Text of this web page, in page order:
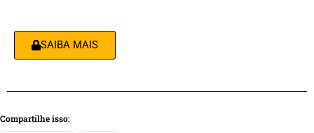
SAIBA MAIS
Compartilhe isso: